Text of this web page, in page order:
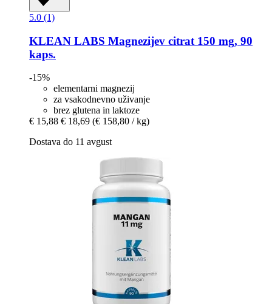
5.0 (1)
KLEAN LABS Magnezijev citrat 150 mg, 90
kaps.
-15%
elementarni magnezij
za vsakodnevno uživanje
brez glutena in laktoze
€ 15,88 € 18,69 (€ 158,80 / kg)
Dostava do 11 avgust